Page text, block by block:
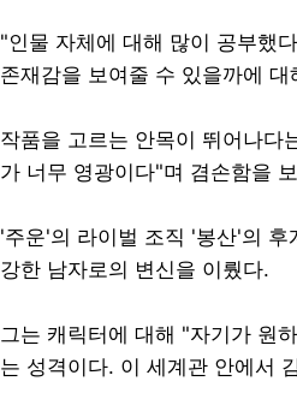
"인물 자체에 대해 많이 공부했
존재감을 보여줄 수 있을까에
작품을 고르는 안목이 뛰어나다
가 너무 영광이다"며 겸손함을
'주운'의 라이벌 조직 '봉산'의
강한 남자로의 변신을 이뤘다.
그는 캐릭터에 대해 "자기가 원
는 성격이다. 이 세계관 안에서